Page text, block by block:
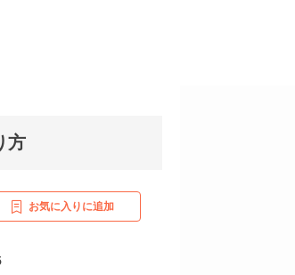
方
お気に入りに追加